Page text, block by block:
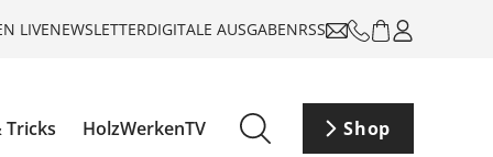
LIVENEWSLETTERDIGITALE AUSGABENRSS
Tricks HolzWerkenTV Shop